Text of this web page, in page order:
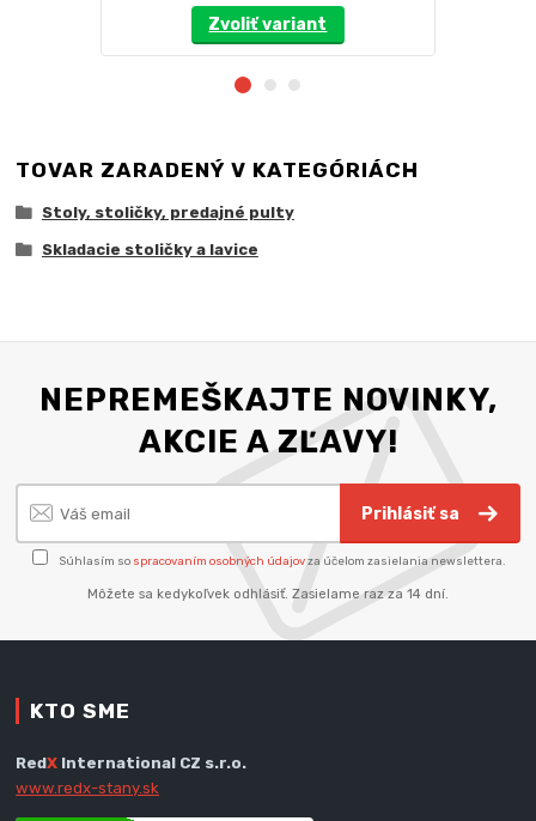
Zvoliť variant
TOVAR ZARADENÝ V KATEGÓRIÁCH
Stoly, stoličky, predajné pulty
Skladacie stoličky a lavice
NEPREMEŠKAJTE NOVINKY,
AKCIE A ZĽAVY!
Prihlásiť sa
Súhlasím so spracovaním osobných údajovza účelom zasielania newslettera.
Môžete sa kedykoľvek odhlásiť. Zasielame raz za 14 dní.
KTO SME
RedX International CZ s.r.o.
www.redx-stany.sk